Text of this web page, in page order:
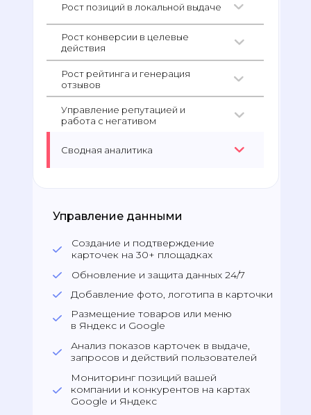
Управление данными
Создание и подтверждение
карточек на 30+ площадках
Обновление и защита данных 24/7
Рост позиций в локальной выдаче
Рост конверсии в целевые
действия
Рост рейтинга и генерация
отзывов
Управление репутацией и
работа с негативом
Добавление фото, логотипа в карточки
Анализ показов карточек в выдаче,
запросов и действий пользователей
Размещение товаров или меню
в Яндекс и Google
Мониторинг позиций вашей
компании и конкурентов на картах
Google и Яндекс
Сводная аналитика